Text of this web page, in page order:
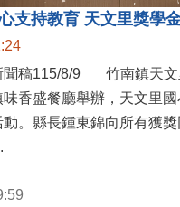
鎮天文里辦公處今(9)日
味香盛餐廳舉辦，天文里
。縣長鍾東錦向所有獲
...